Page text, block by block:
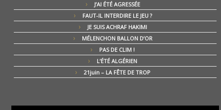
J’AI ÉTÉ AGRESSÉE
FAUT-IL INTERDIRE LE JEU ?
JE SUIS ACHRAF HAKIMI
MÉLENCHON BALLON D’OR
PAS DE CLIM !
L’ÉTÉ ALGÉRIEN
21juin – LA FÊTE DE TROP